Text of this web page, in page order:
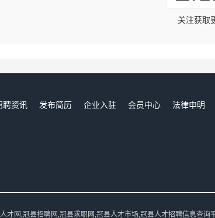
关注获取
聘资讯 发布简历 企业入驻 会员中心
法律申明
才网,冠县招聘网,冠县求职网,冠县人才市场,冠县人才招聘信息查询